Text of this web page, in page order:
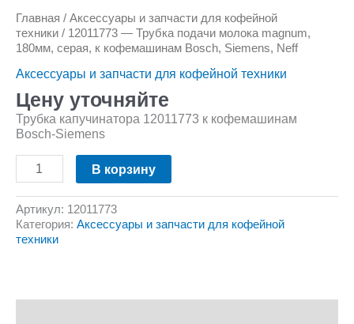
Главная / Аксессуары и запчасти для кофейной
техники / 12011773 — Трубка подачи молока magnum,
180мм, серая, к кофемашинам Bosch, Siemens, Neff
Аксессуары и запчасти для кофейной техники
Цену уточняйте
Трубка капучинатора 12011773 к кофемашинам
Bosch-Siemens
В корзину
Артикул: 12011773
Категория: Аксессуары и запчасти для кофейной
техники